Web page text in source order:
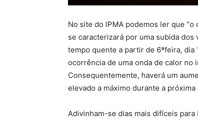
No site do IPMA podemos ler que
se caracterizará por uma subida
tempo quente a partir de 6ªfeira,
ocorrência de uma onda de calor
Consequentemente, haverá um
elevado a máximo durante a
Adivinham-se dias mais difíceis